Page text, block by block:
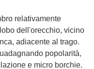
relativamente
dell'orecchio, vicino
adiacente al trago.
popolarità,
e micro borchie.